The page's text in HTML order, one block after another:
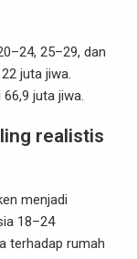
25–29, dan
juta jiwa.
juta jiwa.
realistis
menjadi
18–24
terhadap rumah